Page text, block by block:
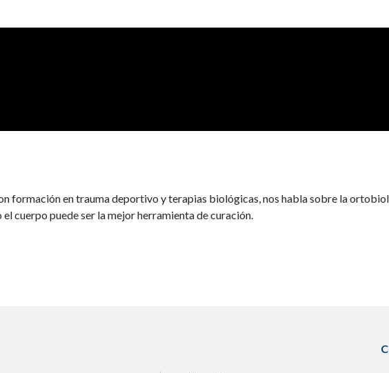
formación en trauma deportivo y terapias biológicas, nos habla sobre la
cuerpo puede ser la mejor herramienta de curación.